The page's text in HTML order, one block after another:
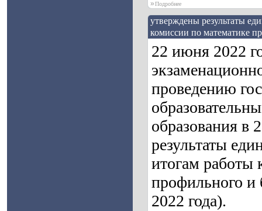
»Подробнее
утверждены результаты
комиссии по математике
22 июня 2022
проведению
образования в
результаты
итогам работы
профильного и
2022 года).